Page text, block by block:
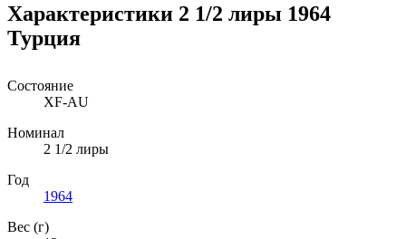
Характеристики 2 1/2 лиры 1964
Турция
Состояние
XF-AU
Номинал
2 1/2 лиры
Год
1964
Вес (г)